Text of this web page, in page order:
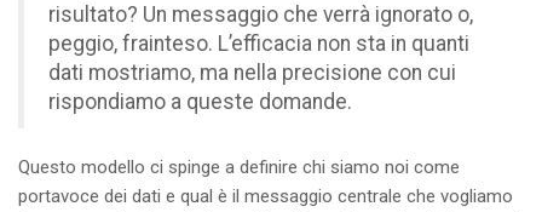
risultato? Un messaggio che verrà ignorato o,
peggio, frainteso. L’efficacia non sta in quanti
dati mostriamo, ma nella precisione con cui
rispondiamo a queste domande.
Questo modello ci spinge a definire chi siamo noi come
portavoce dei dati e qual è il messaggio centrale che vogliamo